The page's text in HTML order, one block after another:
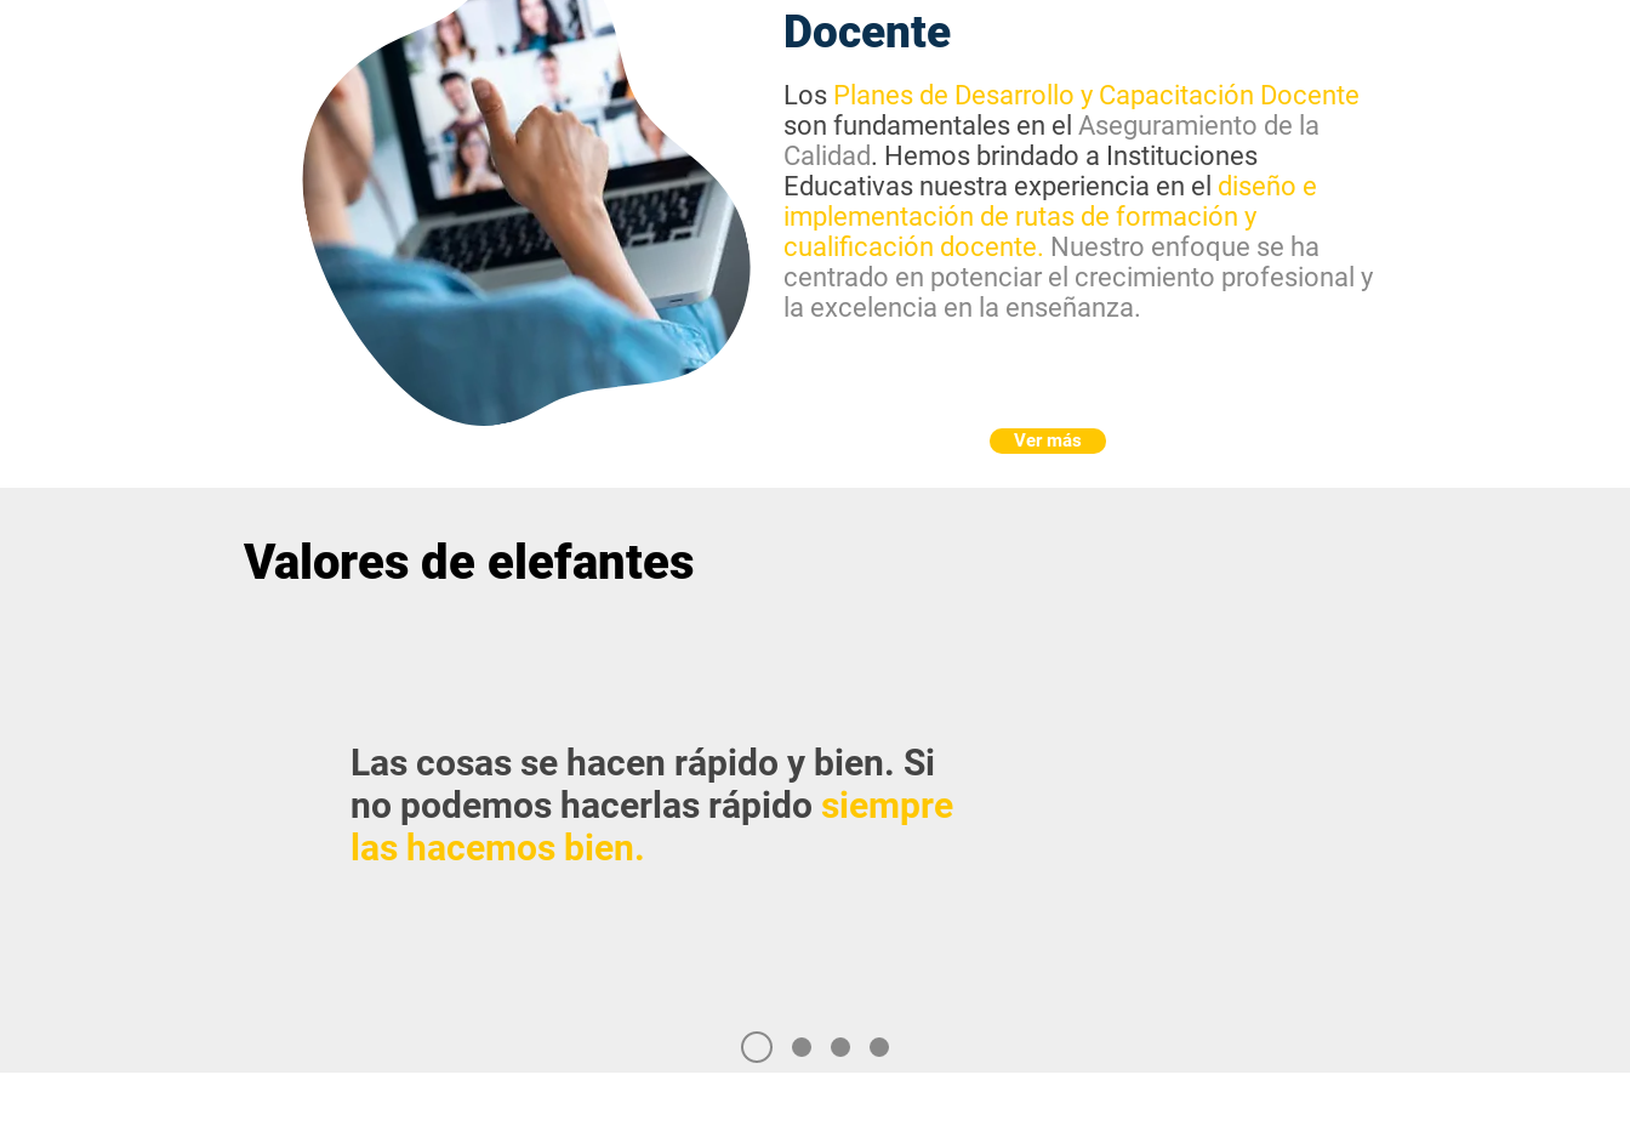
Docente
Los Planes de Desarrollo y Capacitación Docente
son fundamentales en el Aseguramiento de la
Calidad. Hemos brindado a Instituciones
Educativas nuestra experiencia en el diseño e
implementación de rutas de formación y
cualificación docente. Nuestro enfoque se ha
centrado en potenciar el crecimiento profesional y
la excelencia en la enseñanza.
Ver más
Valores de elefantes
Las cosas se hacen rápido y bien. Si
no podemos hacerlas rápido siempre
las hacemos bien.